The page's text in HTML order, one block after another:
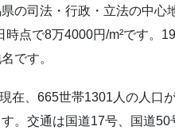
の司法・行政・立法の中
時点で8万4000円/m²です。
です。
在、665世帯1301人の人口
。交通は国道17号、国道